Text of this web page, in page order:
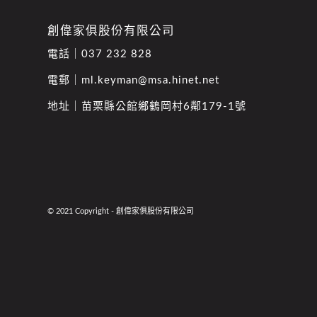
創偉家俱股份有限公司
電話｜ 037 232 828
電郵｜ ml.keyman@msa.hinet.net
地址｜ 苗栗縣公館鄉鶴岡村6鄰179-1號
© 2021 Copyright - 創偉家俱股份有限公司